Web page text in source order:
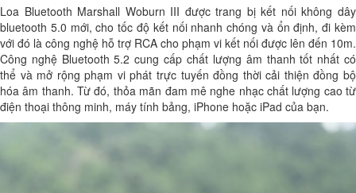
Loa Bluetooth Marshall Woburn III được trang bị kết nối không dây
bluetooth 5.0 mới, cho tốc độ kết nối nhanh chóng và ổn định, đi kèm
với đó là công nghệ hỗ trợ RCA cho phạm vi kết nối được lên đến 10m.
Công nghệ Bluetooth 5.2 cung cấp chất lượng âm thanh tốt nhất có
thể và mở rộng phạm vi phát trực tuyến đồng thời cải thiện đồng bộ
hóa âm thanh. Từ đó, thỏa mãn đam mê nghe nhạc chất lượng cao từ
điện thoại thông minh, máy tính bảng, iPhone hoặc iPad của bạn.